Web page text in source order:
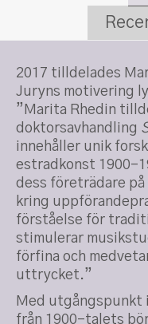
2017 tilldelades
Juryns motivering
”Marita Rhedin
doktorsavhandling
innehåller unik
estradkonst 1900-
dess företrädare på
kring
förståelse för
stimulerar
förfina och
uttrycket.”
Med utgångspunkt
från 1900-talets